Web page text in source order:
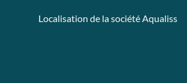
Localisation de la société Aqualiss